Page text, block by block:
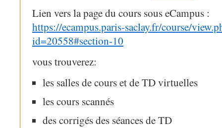
Lien vers la page du cours sous eCampus :
https://ecampus.paris-saclay.fr/course/
id=20558#section-10
vous trouverez:
les salles de cours et de TD virtuelles
les cours scannés
des corrigés des séances de TD